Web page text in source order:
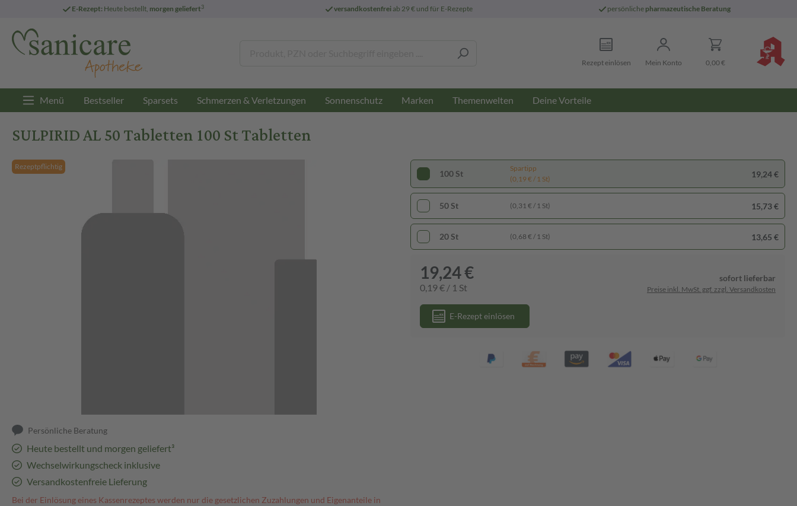
E-Rezept: Heute bestellt, morgen geliefert3 versandkostenfreiab 29 € und für E-Rezepte persönliche pharmazeutische Beratung
Rezept einlösen Mein Konto 0,00 €
Menü Bestseller Sparsets Schmerzen & Verletzungen Sonnenschutz Marken Themenwelten Deine Vorteile
SULPIRID AL 50 Tabletten 100 St Tabletten
Rezeptpflichtig
Persönliche Beratung
Heute bestellt und morgen geliefert³
Wechselwirkungscheck inklusive
Versandkostenfreie Lieferung
Bei der Einlösung eines Kassenrezeptes werden nur die gesetzlichen Zuzahlungen und Eigenanteile in
100 St
Spartipp
(0,19 € / 1 St)
19,24 €
50 St (0,31 € / 1 St) 15,73 €
20 St (0,68 € / 1 St) 13,65 €
19,24 €
0,19 € / 1 St
sofort lieferbar
Preise inkl. MwSt. ggf. zzgl. Versandkosten
E-Rezept einlösen